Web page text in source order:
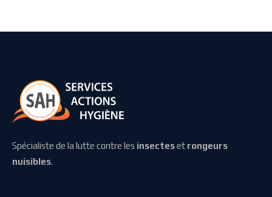
Spécialiste de la lutte contre les insecteset rongeurs
nuisibles.